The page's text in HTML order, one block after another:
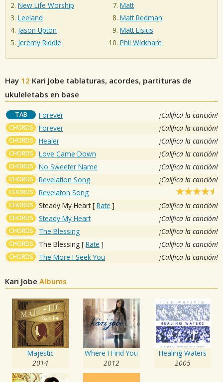
New Life Worship
Leeland
Jason Upton
Jeremy Riddle
Matt
Matt Redman
Matt Lisius
Phil Wickham
Hay 12 Kari Jobe tablaturas, acordes, partituras de
ukuleletabs en base
TAB Forever ¡Califica la canción!
CHORDS Forever ¡Califica la canción!
CHORDS Healer ¡Califica la canción!
CHORDS Love Came Down ¡Califica la canción!
CHORDS No Sweeter Name ¡Califica la canción!
CHORDS Revelation Song ¡Califica la canción!
CHORDS Revelaton Song
CHORDS Steady My Heart[ Rate ] ¡Califica la canción!
CHORDS Steady My Heart ¡Califica la canción!
CHORDS The Blessing ¡Califica la canción!
CHORDS The Blessing [ Rate ] ¡Califica la canción!
CHORDS The More I Seek You ¡Califica la canción!
Kari Jobe Albums
Majestic
2014
Where I Find You
2012
Healing Waters
2005